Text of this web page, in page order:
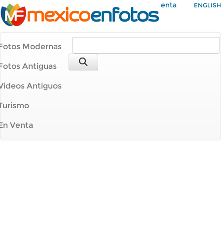
Mi Cuenta ENGLISH
Modernas
Antiguas
Antiguos
Venta